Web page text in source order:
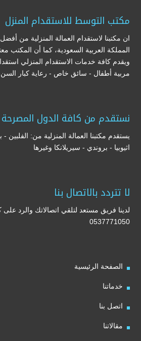
مكتب التوسط للاستقدام المنزل
ان مكتبنا لاستقدام العمالة المنزلية من
المملكة العربية السعودية، كما أن
ويقدم كافة خدمات الاستقدام المنزلي
مربية أطفال - سائق خاص - رعاية كبار
نستقدم من كافة الدول المصرحة
يستقدم مكتبنا العمالة المنزلية من: الفلبين -
اثيوبيا - بروندي - سيريلانكا وغيرها
لا تتردد بالاتصال بنا
لدينا فريق مستعد لتلقي اتصالاتك والرد
0537771050
الصفحة الرئيسية
خدماتنا
اتصل بنا
مقالاتنا